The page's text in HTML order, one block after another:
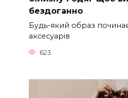
бездоганно
Будь-який образ
аксесуарів
623